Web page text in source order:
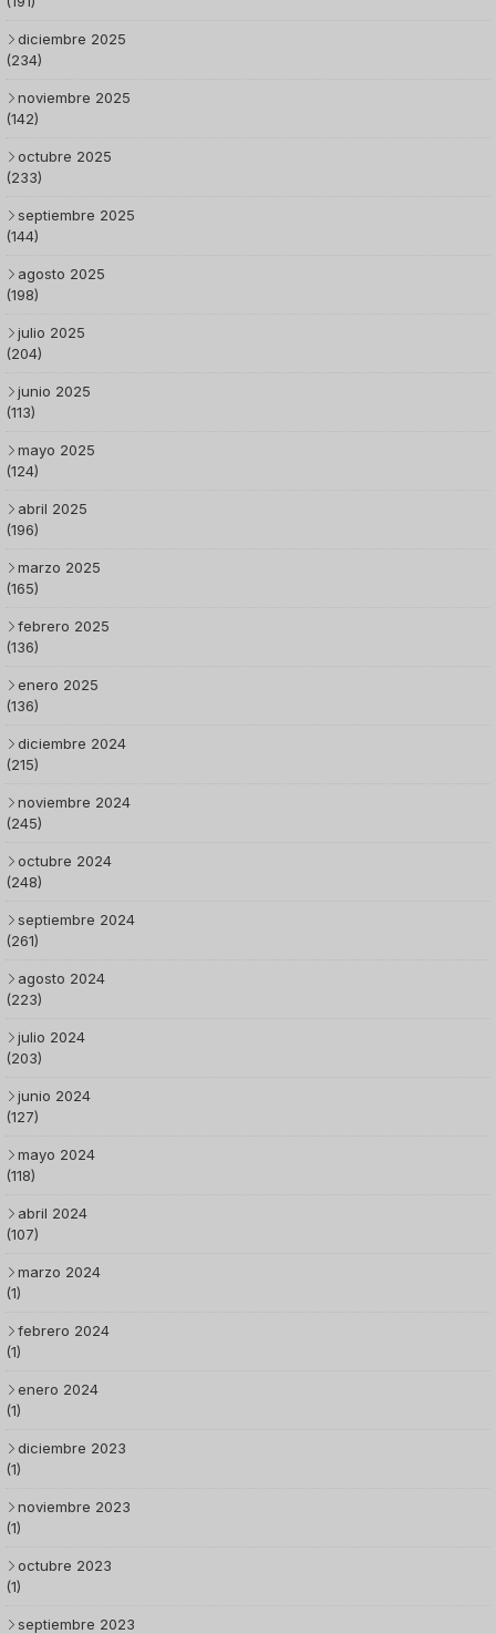
diciembre 2025
(234)
noviembre 2025
(142)
octubre 2025
(233)
septiembre 2025
(144)
agosto 2025
(198)
julio 2025
(204)
junio 2025
(113)
mayo 2025
(124)
abril 2025
(196)
marzo 2025
(165)
febrero 2025
(136)
enero 2025
(136)
diciembre 2024
(215)
noviembre 2024
(245)
octubre 2024
(248)
septiembre 2024
(261)
agosto 2024
(223)
julio 2024
(203)
junio 2024
(127)
mayo 2024
(118)
abril 2024
(107)
marzo 2024
(1)
febrero 2024
(1)
enero 2024
(1)
diciembre 2023
(1)
noviembre 2023
(1)
octubre 2023
(1)
septiembre 2023